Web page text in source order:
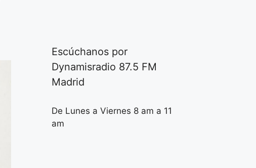
Escúchanos por
Dynamisradio 87.5 FM
Madrid
De Lunes a Viernes 8 am a 11
am